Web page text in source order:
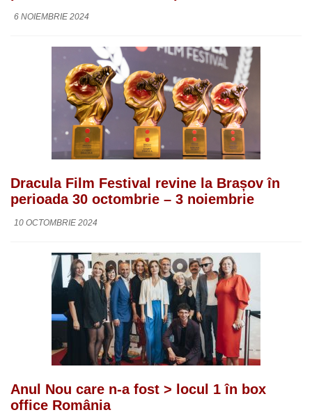
6 NOIEMBRIE 2024
Dracula Film Festival revine la Brașov în
perioada 30 octombrie – 3 noiembrie
10 OCTOMBRIE 2024
Anul Nou care n-a fost > locul 1 în box
office România